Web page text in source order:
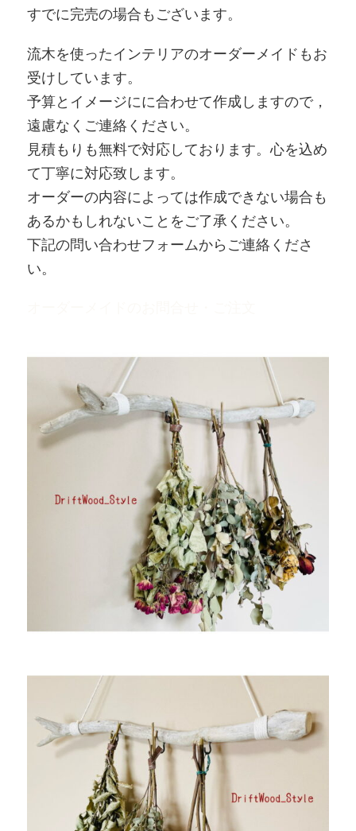
すでに完売の場合もございます。
流木を使ったインテリアのオーダーメイドもお
受けしています。
予算とイメージにに合わせて作成しますので，
遠慮なくご連絡ください。
見積もりも無料で対応しております。心を込め
て丁寧に対応致します。
オーダーの内容によっては作成できない場合も
あるかもしれないことをご了承ください。
下記の問い合わせフォームからご連絡くださ
い。